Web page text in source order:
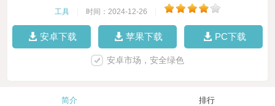
工具 时间：2024-12-26
安卓下载 苹果下载 PC下载
安卓市场，安全绿色
简介 排行